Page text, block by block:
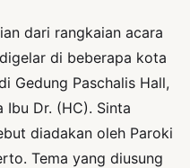
dari rangkaian acara
di beberapa kota
Gedung Paschalis Hall,
Ibu Dr. (HC). Sinta
diadakan oleh Paroki
Tema yang diusung